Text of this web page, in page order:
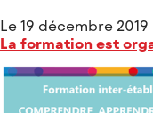
Le 19 décembre 2019
La formation est